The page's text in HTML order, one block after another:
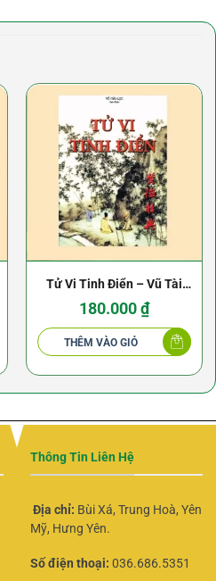
Tử Vi Tinh Điển – Vũ Tài
Lục 372 Trang
180.000₫
THÊM VÀO GIỎ
Thông Tin Liên Hệ
Địa chỉ: Bùi Xá, Trung Hoà, Yên
Mỹ, Hưng Yên.
Số điện thoại: 036.686.5351